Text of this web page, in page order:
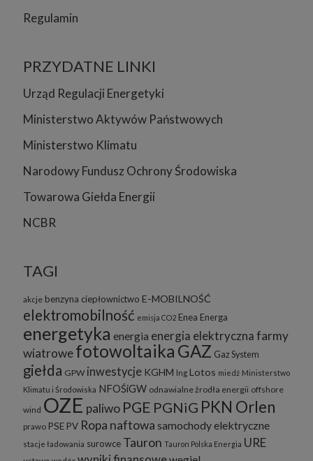
Regulamin
PRZYDATNE LINKI
Urząd Regulacji Energetyki
Ministerstwo Aktywów Państwowych
Ministerstwo Klimatu
Narodowy Fundusz Ochrony Środowiska
Towarowa Giełda Energii
NCBR
TAGI
akcje benzyna ciepłownictwo E-MOBILNOŚĆ
elektromobilność emisja CO2 Enea Energa
energetyka energia energia elektrycznafarmy
wiatrowefotowoltaika GAZ Gaz System
giełda GPW inwestycje KGHM lng Lotos miedź Ministerstwo
Klimatu i Środowiska NFOŚiGW odnawialne żrodła energii offshore
wind OZE paliwo PGE PGNiG PKN Orlen
prawo PSE PV Ropa naftowa samochody elektryczne
stacje ładowania surowce Tauron Tauron Polska Energia URE